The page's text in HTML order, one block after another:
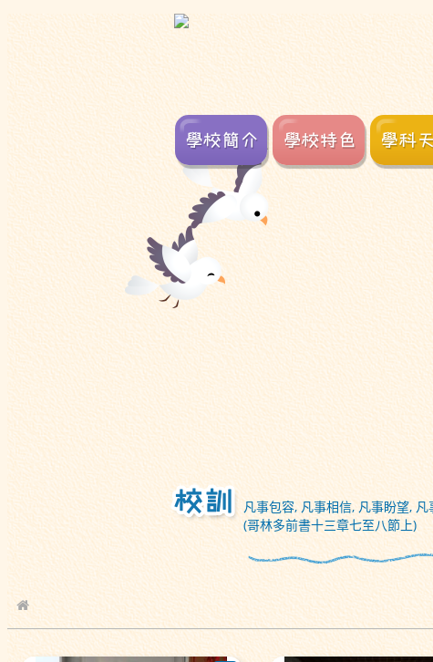
凡事包容, 凡事相信, 凡事盼望,
(哥林多前書十三章七至八節上)
校園相簿